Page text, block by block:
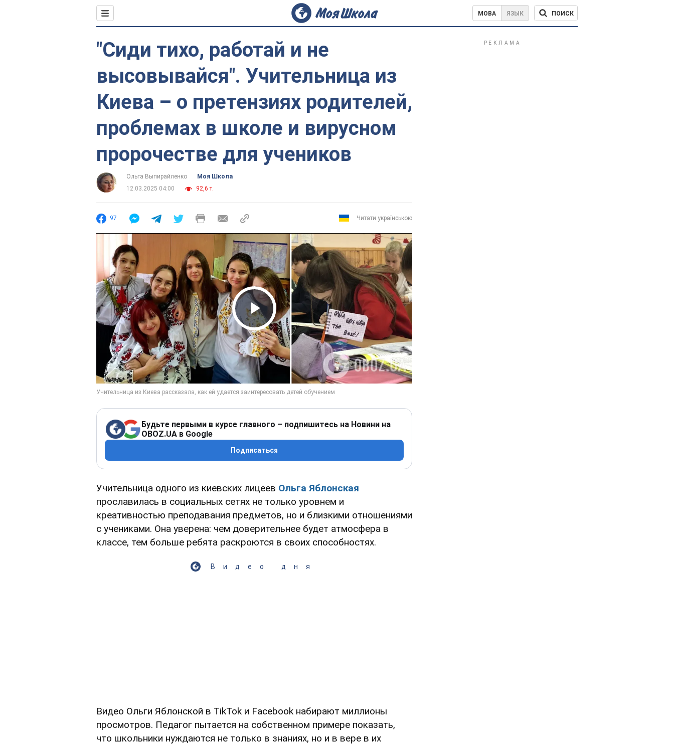
МОВА ЯЗЫК ПОИСК
"Сиди тихо, работай и не
высовывайся". Учительница из
Киева – о претензиях родителей,
проблемах в школе и вирусном
пророчестве для учеников
Ольга Выпирайленко
Моя Школа
12.03.2025 04:00
92,6 т.
97 Читати українською
Play Video
Будьте первыми в курсе главного – подпишитесь на Новини на
OBOZ.UA в Google
Подписаться
Учительница одного из киевских лицеев Ольга Яблонская
прославилась в социальных сетях не только уровнем и
креативностью преподавания предметов, но и близкими отношениями
с учениками. Она уверена: чем доверительнее будет атмосфера в
классе, тем больше ребята раскроются в своих способностях.
Видео дня
Видео Ольги Яблонской в TikTok и Facebook набирают миллионы
просмотров. Педагог пытается на собственном примере показать,
что школьники нуждаются не только в знаниях, но и в вере в их